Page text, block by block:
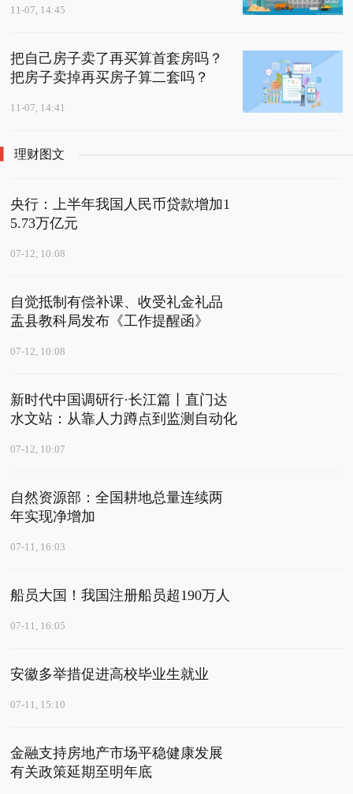
11-07, 14:45
把自己房子卖了再买算首套房吗？
把房子卖掉再买房子算二套吗？
11-07, 14:41
理财图文
央行：上半年我国人民币贷款增加1
5.73万亿元
07-12, 10:08
自觉抵制有偿补课、收受礼金礼品
盂县教科局发布《工作提醒函》
07-12, 10:08
新时代中国调研行·长江篇丨直门达
水文站：从靠人力蹲点到监测自动化
07-12, 10:07
自然资源部：全国耕地总量连续两
年实现净增加
07-11, 16:03
船员大国！我国注册船员超190万人
07-11, 16:05
安徽多举措促进高校毕业生就业
07-11, 15:10
金融支持房地产市场平稳健康发展
有关政策延期至明年底